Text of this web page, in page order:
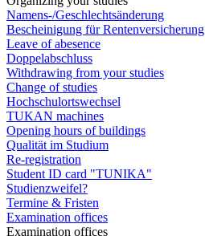
Namens-/Geschlechtsänderung
Bescheinigung für Rentenversicherung
Leave of abesence
Doppelabschluss
Withdrawing from your studies
Change of studies
Hochschulortswechsel
TUKAN machines
Opening hours of buildings
Qualität im Studium
Re-registration
Student ID card "TUNIKA"
Studienzweifel?
Termine & Fristen
Examination offices
Examination offices